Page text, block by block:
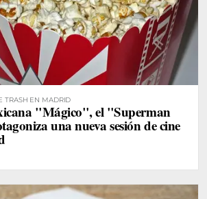
TRASH EN MADRID
"Mágico", el "Superman
una nueva sesión de cine